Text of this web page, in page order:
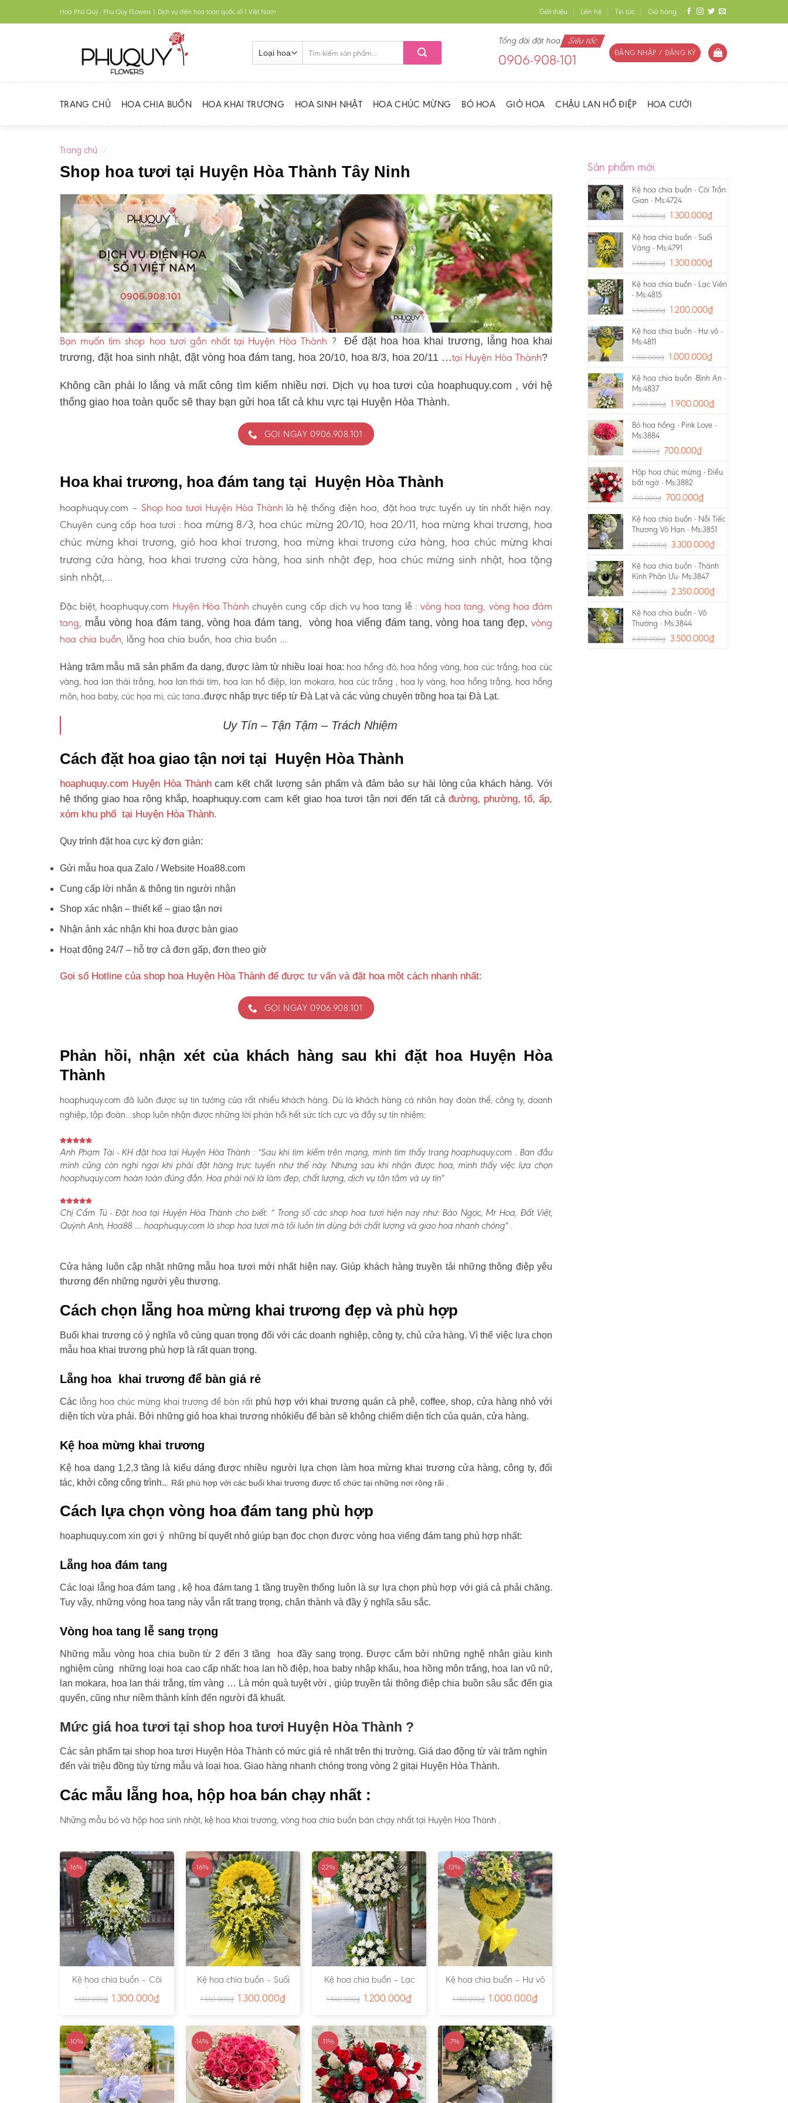
to
Hoa Phú Quý - Phu Quy FLowers | Dịch vụ điện hoa toàn quốc số 1 Việt Nam Giới thiệu Liên hệ Tin tức Giỏ hàng
kiếm:
Tổng đài đặt hoa Siêu tốc
0906-908-101 ĐĂNG NHẬP / ĐĂNG KÝ
TRANG CHỦ HOA CHIA BUỒN HOA KHAI TRƯƠNG HOA SINH NHẬT HOA CHÚC MỪNG BÓ HOA GIỎ HOA CHẬU LAN HỒ ĐIỆP HOA CƯỚI
Trang chủ /
Shop hoa tươi tại Huyện Hòa Thành Tây Ninh
Bạn muốn tìm shop hoa tươi gần nhất tại Huyện Hòa Thành ?Để đặt hoa hoa khai trương, lẵng hoa khai
trương, đặt hoa sinh nhật, đặt vòng hoa đám tang, hoa 20/10, hoa 8/3, hoa 20/11 …tại Huyện Hòa Thành?
Không cần phải lo lắng và mất công tìm kiếm nhiều nơi. Dịch vụ hoa tươi của hoaphuquy.com , với hệ
thống giao hoa toàn quốc sẽ thay bạn gửi hoa tất cả khu vực tại Huyện Hòa Thành.
GỌI NGAY 0906.908.101
Hoa khai trương, hoa đám tang tại Huyện Hòa Thành
hoaphuquy.com – Shop hoa tươi Huyện Hòa Thành là hệ thống điện hoa, đặt hoa trực tuyến uy tín nhất hiện nay.
Chuyên cung cấp hoa tươi : hoa mừng 8/3, hoa chúc mừng 20/10, hoa 20/11, hoa mừng khai trương, hoa
chúc mừng khai trương, giỏ hoa khai trương, hoa mừng khai trương cửa hàng, hoa chúc mừng khai
trương cửa hàng, hoa khai trương cửa hàng, hoa sinh nhật đẹp, hoa chúc mừng sinh nhật, hoa tặng
sinh nhật,…
Đặc biệt, hoaphuquy.com Huyện Hòa Thành chuyên cung cấp dịch vụ hoa tang lễ :vòng hoa tang, vòng hoa đám
tang, mẫu vòng hoa đám tang, vòng hoa đám tang, vòng hoa viếng đám tang, vòng hoa tang đẹp,vòng
hoa chia buồn, lẵng hoa chia buồn, hoa chia buồn …
Hàng trăm mẫu mã sản phẩm đa dạng, được làm từ nhiều loại hoa: hoa hồng đỏ, hoa hồng vàng, hoa cúc trắng, hoa cúc
vàng, hoa lan thái trắng, hoa lan thái tím, hoa lan hồ điệp, lan mokara, hoa cúc trắng , hoa ly vàng, hoa hồng trắng, hoa hồng
môn, hoa baby, cúc họa mi, cúc tana..được nhập trực tiếp từ Đà Lạt và các vùng chuyên trồng hoa tại Đà Lạt.
Uy Tín – Tận Tậm – Trách Nhiệm
Cách đặt hoa giao tận nơi tại Huyện Hòa Thành
hoaphuquy.com Huyện Hòa Thànhcam kết chất lượng sản phẩm và đảm bảo sự hài lòng của khách hàng. Với
hệ thống giao hoa rộng khắp, hoaphuquy.com cam kết giao hoa tươi tận nơi đến tất cảđường, phường, tổ, ấp,
xóm khu phố tại Huyện Hòa Thành.
Quy trình đặt hoa cực kỳ đơn giản:
Gửi mẫu hoa qua Zalo / Website Hoa88.com
Cung cấp lời nhắn & thông tin người nhận
Shop xác nhận – thiết kế – giao tận nơi
Nhận ảnh xác nhận khi hoa được bàn giao
Hoạt động 24/7 – hỗ trợ cả đơn gấp, đơn theo giờ
Gọi số Hotline của shop hoa Huyện Hòa Thành để được tư vấn và đặt hoa một cách nhanh nhất:
GỌI NGAY 0906.908.101
Phản hồi, nhận xét của khách hàng sau khi đặt hoa Huyện Hòa
Thành
hoaphuquy.com đã luôn được sự tin tưởng của rất nhiều khách hàng. Dù là khách hàng cá nhân hay đoàn thể, công ty, doanh
nghiệp, tập đoàn…shop luôn nhận được những lời phản hồi hết sức tích cực và đầy sự tín nhiệm:
Anh Phạm Tài - KH đặt hoa tại Huyện Hòa Thành :“Sau khi tìm kiếm trên mạng, mình tìm thấy trang hoaphuquy.com . Ban đầu
mình cũng còn nghi ngại khi phải đặt hàng trực tuyến như thế này. Nhưng sau khi nhận được hoa, mình thấy việc lựa chọn
hoaphuquy.com hoàn toàn đúng đắn. Hoa phải nói là làm đẹp, chất lượng, dịch vụ tận tâm và uy tín"
Chị Cẩm Tú - Đặt hoa tại Huyện Hòa Thành cho biết:“ Trong số các shop hoa tươi hiện nay như: Bảo Ngọc, Mr Hoa, Đất Việt,
Quỳnh Anh, Hoa88 .... hoaphuquy.com là shop hoa tươi mà tôi luôn tin dùng bởi chất lượng và giao hoa nhanh chóng" .
Cửa hàng luôn cập nhật những mẫu hoa tươi mới nhất hiện nay. Giúp khách hàng truyền tải những thông điệp yêu
thương đến những người yêu thương.
Cách chọn lẵng hoa mừng khai trương đẹp và phù hợp
Buổi khai trương có ý nghĩa vô cùng quan trọng đối với các doanh nghiệp, công ty, chủ cửa hàng. Vì thế việc lựa chọn
mẫu hoa khai trương phù hợp là rất quan trọng.
Lẵng hoa khai trương để bàn giá rẻ
Các lẵng hoa chúc mừng khai trương để bàn rấtphù hợp với khai trương quán cà phê, coffee, shop, cửa hàng nhỏ với
diện tích vừa phải. Bởi những giỏ hoa khai trương nhỏkiểu để bàn sẽ không chiếm diện tích của quán, cửa hàng.
Kệ hoa mừng khai trương
Kệ hoa dạng 1,2,3 tầng là kiểu dáng được nhiều người lựa chọn làm hoa mừng khai trương cửa hàng, công ty, đối
tác, khởi công công trình.. . Rất phù hợp với các buổi khai trương được tổ chức tại những nơi rộng rãi .
Cách lựa chọn vòng hoa đám tang phù hợp
hoaphuquy.com xin gợi ý những bí quyết nhỏ giúp bạn đọc chọn được vòng hoa viếng đám tang phù hợp nhất:
Lẵng hoa đám tang
Các loại lẵng hoa đám tang , kệ hoa đám tang 1 tầng truyền thống luôn là sự lựa chọn phù hợp với giá cả phải chăng.
Tuy vậy, những vòng hoa tang này vẫn rất trang trọng, chân thành và đầy ý nghĩa sâu sắc.
Vòng hoa tang lễ sang trọng
Những mẫu vòng hoa chia buồn từ 2 đến 3 tầng hoa đầy sang trọng. Được cắm bởi những nghệ nhân giàu kinh
nghiệm cùng những loại hoa cao cấp nhất: hoa lan hồ điệp, hoa baby nhập khẩu, hoa hồng môn trắng, hoa lan vũ nữ,
lan mokara, hoa lan thái trắng, tím vàng … Là món quà tuyệt vời , giúp truyền tải thông điệp chia buồn sâu sắc đến gia
quyến, cũng như niềm thành kính đến người đã khuất.
Mức giá hoa tươi tại shop hoa tươi Huyện Hòa Thành ?
Các sản phẩm tại shop hoa tươi Huyện Hòa Thành có mức giá rẻ nhất trên thị trường. Giá dao động từ vài trăm nghìn
đến vài triệu đồng tùy từng mẫu và loại hoa. Giao hàng nhanh chóng trong vòng 2 gitại Huyện Hòa Thành.
Các mẫu lẵng hoa, hộp hoa bán chạy nhất :
Những mẫu bó và hộp hoa sinh nhật, kệ hoa khai trương, vòng hoa chia buồn bán chạy nhất tại Huyện Hòa Thành .
-16%
Kệ hoa chia buồn – Cõi
Trần Gian – Ms:4724
1.550.000₫ 1.300.000₫
-16%
Kệ hoa chia buồn – Suối
1.550.000₫ 1.300.000₫
-22%
Kệ hoa chia buồn – Lạc
1.540.000₫ 1.200.000₫
-13%
Kệ hoa chia buồn – Hư vô
1.150.000₫ 1.000.000₫
-10% -14% -11% -7%
Sản phẩm mới
Kệ hoa chia buồn - Cõi Trần
Gian - Ms:4724
1.550.000₫ 1.300.000₫
Kệ hoa chia buồn - Suối
Vàng - Ms:4791
1.550.000₫ 1.300.000₫
Kệ hoa chia buồn - Lạc Viên
- Ms:4815
1.540.000₫ 1.200.000₫
Kệ hoa chia buồn - Hư vô -
Ms:4811
1.150.000₫ 1.000.000₫
Kệ hoa chia buồn -Bình An -
Ms:4837
2.100.000₫ 1.900.000₫
Bó hoa hồng - Pink Love -
Ms:3884
812.000₫ 700.000₫
Hộp hoa chúc mừng - Điều
bất ngờ - Ms:3882
790.000₫ 700.000₫
Kệ hoa chia buồn - Nỗi Tiếc
Thương Vô Hạn - Ms:3851
3.540.000₫ 3.300.000₫
Kệ hoa chia buồn - Thành
Kính Phân Ưu- Ms:3847
2.540.000₫ 2.350.000₫
Kệ hoa chia buồn - Vô
Thường - Ms:3844
3.810.000₫ 3.500.000₫